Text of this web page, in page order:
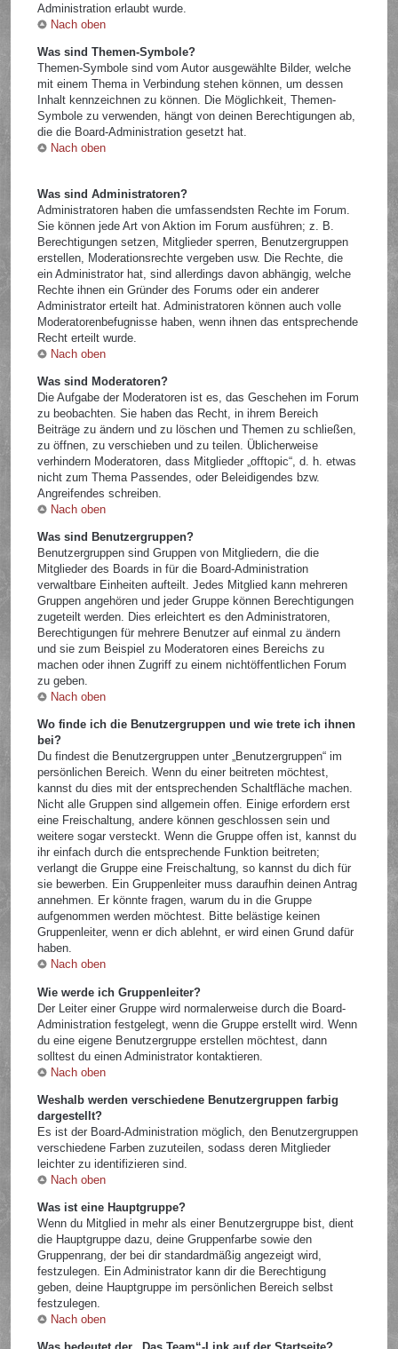
Administration erlaubt wurde.
Nach oben
Was sind Themen-Symbole?
Themen-Symbole sind vom Autor ausgewählte Bilder, welche
mit einem Thema in Verbindung stehen können, um dessen
Inhalt kennzeichnen zu können. Die Möglichkeit, Themen-
Symbole zu verwenden, hängt von deinen Berechtigungen ab,
die die Board-Administration gesetzt hat.
Nach oben
Was sind Administratoren?
Administratoren haben die umfassendsten Rechte im Forum.
Sie können jede Art von Aktion im Forum ausführen; z. B.
Berechtigungen setzen, Mitglieder sperren, Benutzergruppen
erstellen, Moderationsrechte vergeben usw. Die Rechte, die
ein Administrator hat, sind allerdings davon abhängig, welche
Rechte ihnen ein Gründer des Forums oder ein anderer
Administrator erteilt hat. Administratoren können auch volle
Moderatorenbefugnisse haben, wenn ihnen das entsprechende
Recht erteilt wurde.
Nach oben
Was sind Moderatoren?
Die Aufgabe der Moderatoren ist es, das Geschehen im Forum
zu beobachten. Sie haben das Recht, in ihrem Bereich
Beiträge zu ändern und zu löschen und Themen zu schließen,
zu öffnen, zu verschieben und zu teilen. Üblicherweise
verhindern Moderatoren, dass Mitglieder „offtopic“, d. h. etwas
nicht zum Thema Passendes, oder Beleidigendes bzw.
Angreifendes schreiben.
Nach oben
Was sind Benutzergruppen?
Benutzergruppen sind Gruppen von Mitgliedern, die die
Mitglieder des Boards in für die Board-Administration
verwaltbare Einheiten aufteilt. Jedes Mitglied kann mehreren
Gruppen angehören und jeder Gruppe können Berechtigungen
zugeteilt werden. Dies erleichtert es den Administratoren,
Berechtigungen für mehrere Benutzer auf einmal zu ändern
und sie zum Beispiel zu Moderatoren eines Bereichs zu
machen oder ihnen Zugriff zu einem nichtöffentlichen Forum
zu geben.
Nach oben
Wo finde ich die Benutzergruppen und wie trete ich ihnen
bei?
Du findest die Benutzergruppen unter „Benutzergruppen“ im
persönlichen Bereich. Wenn du einer beitreten möchtest,
kannst du dies mit der entsprechenden Schaltfläche machen.
Nicht alle Gruppen sind allgemein offen. Einige erfordern erst
eine Freischaltung, andere können geschlossen sein und
weitere sogar versteckt. Wenn die Gruppe offen ist, kannst du
ihr einfach durch die entsprechende Funktion beitreten;
verlangt die Gruppe eine Freischaltung, so kannst du dich für
sie bewerben. Ein Gruppenleiter muss daraufhin deinen Antrag
annehmen. Er könnte fragen, warum du in die Gruppe
aufgenommen werden möchtest. Bitte belästige keinen
Gruppenleiter, wenn er dich ablehnt, er wird einen Grund dafür
haben.
Nach oben
Wie werde ich Gruppenleiter?
Der Leiter einer Gruppe wird normalerweise durch die Board-
Administration festgelegt, wenn die Gruppe erstellt wird. Wenn
du eine eigene Benutzergruppe erstellen möchtest, dann
solltest du einen Administrator kontaktieren.
Nach oben
Weshalb werden verschiedene Benutzergruppen farbig
dargestellt?
Es ist der Board-Administration möglich, den Benutzergruppen
verschiedene Farben zuzuteilen, sodass deren Mitglieder
leichter zu identifizieren sind.
Nach oben
Was ist eine Hauptgruppe?
Wenn du Mitglied in mehr als einer Benutzergruppe bist, dient
die Hauptgruppe dazu, deine Gruppenfarbe sowie den
Gruppenrang, der bei dir standardmäßig angezeigt wird,
festzulegen. Ein Administrator kann dir die Berechtigung
geben, deine Hauptgruppe im persönlichen Bereich selbst
festzulegen.
Nach oben